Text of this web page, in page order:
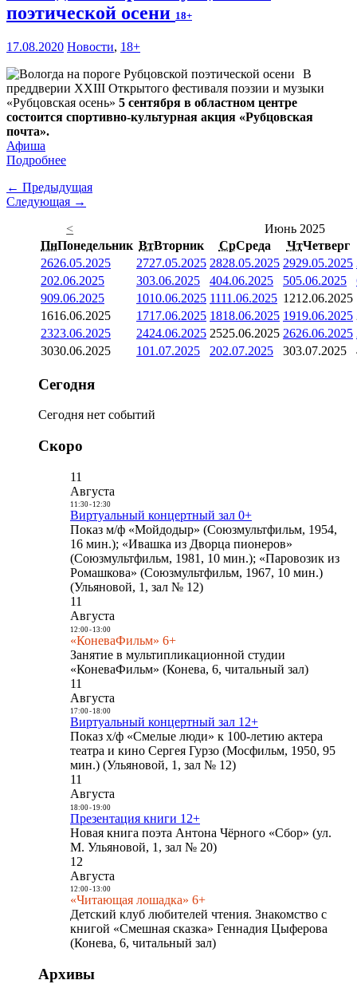
поэтической осени 18+
17.08.2020 Новости, 18+
В
преддверии XXIII Открытого фестиваля поэзии и музыки
«Рубцовская осень» 5 сентября в областном центре
состоится спортивно-культурная акция «Рубцовская
почта».
Афиша
Подробнее
← Предыдущая
Следующая →
<
Июнь 2025
ПнПонедельник ВтВторник СрСреда ЧтЧетверг
2626.05.2025 2727.05.2025 2828.05.2025 2929.05.2025
202.06.2025 303.06.2025 404.06.2025 505.06.2025
909.06.2025 1010.06.2025 1111.06.2025 1212.06.2025
1616.06.2025 1717.06.2025 1818.06.2025 1919.06.2025
2323.06.2025 2424.06.2025 2525.06.2025 2626.06.2025
3030.06.2025 101.07.2025 202.07.2025 303.07.2025
Сегодня
Сегодня нет событий
Скоро
11
Августа
11:30- 12:30
Виртуальный концертный зал 0+
Показ м/ф «Мойдодыр» (Союзмультфильм, 1954,
16 мин.); «Ивашка из Дворца пионеров»
(Союзмультфильм, 1981, 10 мин.); «Паровозик из
Ромашкова» (Союзмультфильм, 1967, 10 мин.)
(Ульяновой, 1, зал № 12)
11
Августа
12:00- 13:00
«КоневаФильм» 6+
Занятие в мультипликационной студии
«КоневаФильм» (Конева, 6, читальный зал)
11
Августа
17:00- 18:00
Виртуальный концертный зал 12+
Показ х/ф «Смелые люди» к 100-летию актера
театра и кино Сергея Гурзо (Мосфильм, 1950, 95
мин.) (Ульяновой, 1, зал № 12)
11
Августа
18:00- 19:00
Презентация книги 12+
Новая книга поэта Антона Чёрного «Сбор» (ул.
М. Ульяновой, 1, зал № 20)
12
Августа
12:00- 13:00
«Читающая лошадка» 6+
Детский клуб любителей чтения. Знакомство с
книгой «Смешная сказка» Геннадия Цыферова
(Конева, 6, читальный зал)
Архивы